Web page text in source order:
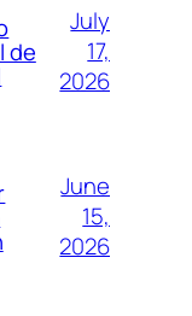
de
July
17,
2026
June
15,
2026